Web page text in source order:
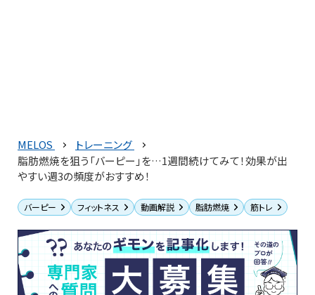
MELOS
トレーニング
脂肪燃焼を狙う「バーピー」を…1週間続けてみて！効果が出
やすい週3の頻度がおすすめ！
バーピー フィットネス 動画解説 脂肪燃焼 筋トレ